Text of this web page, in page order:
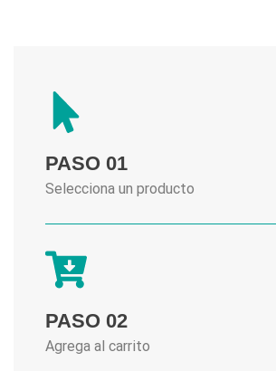
PASO 01
Selecciona un producto
PASO 02
Agrega al carrito